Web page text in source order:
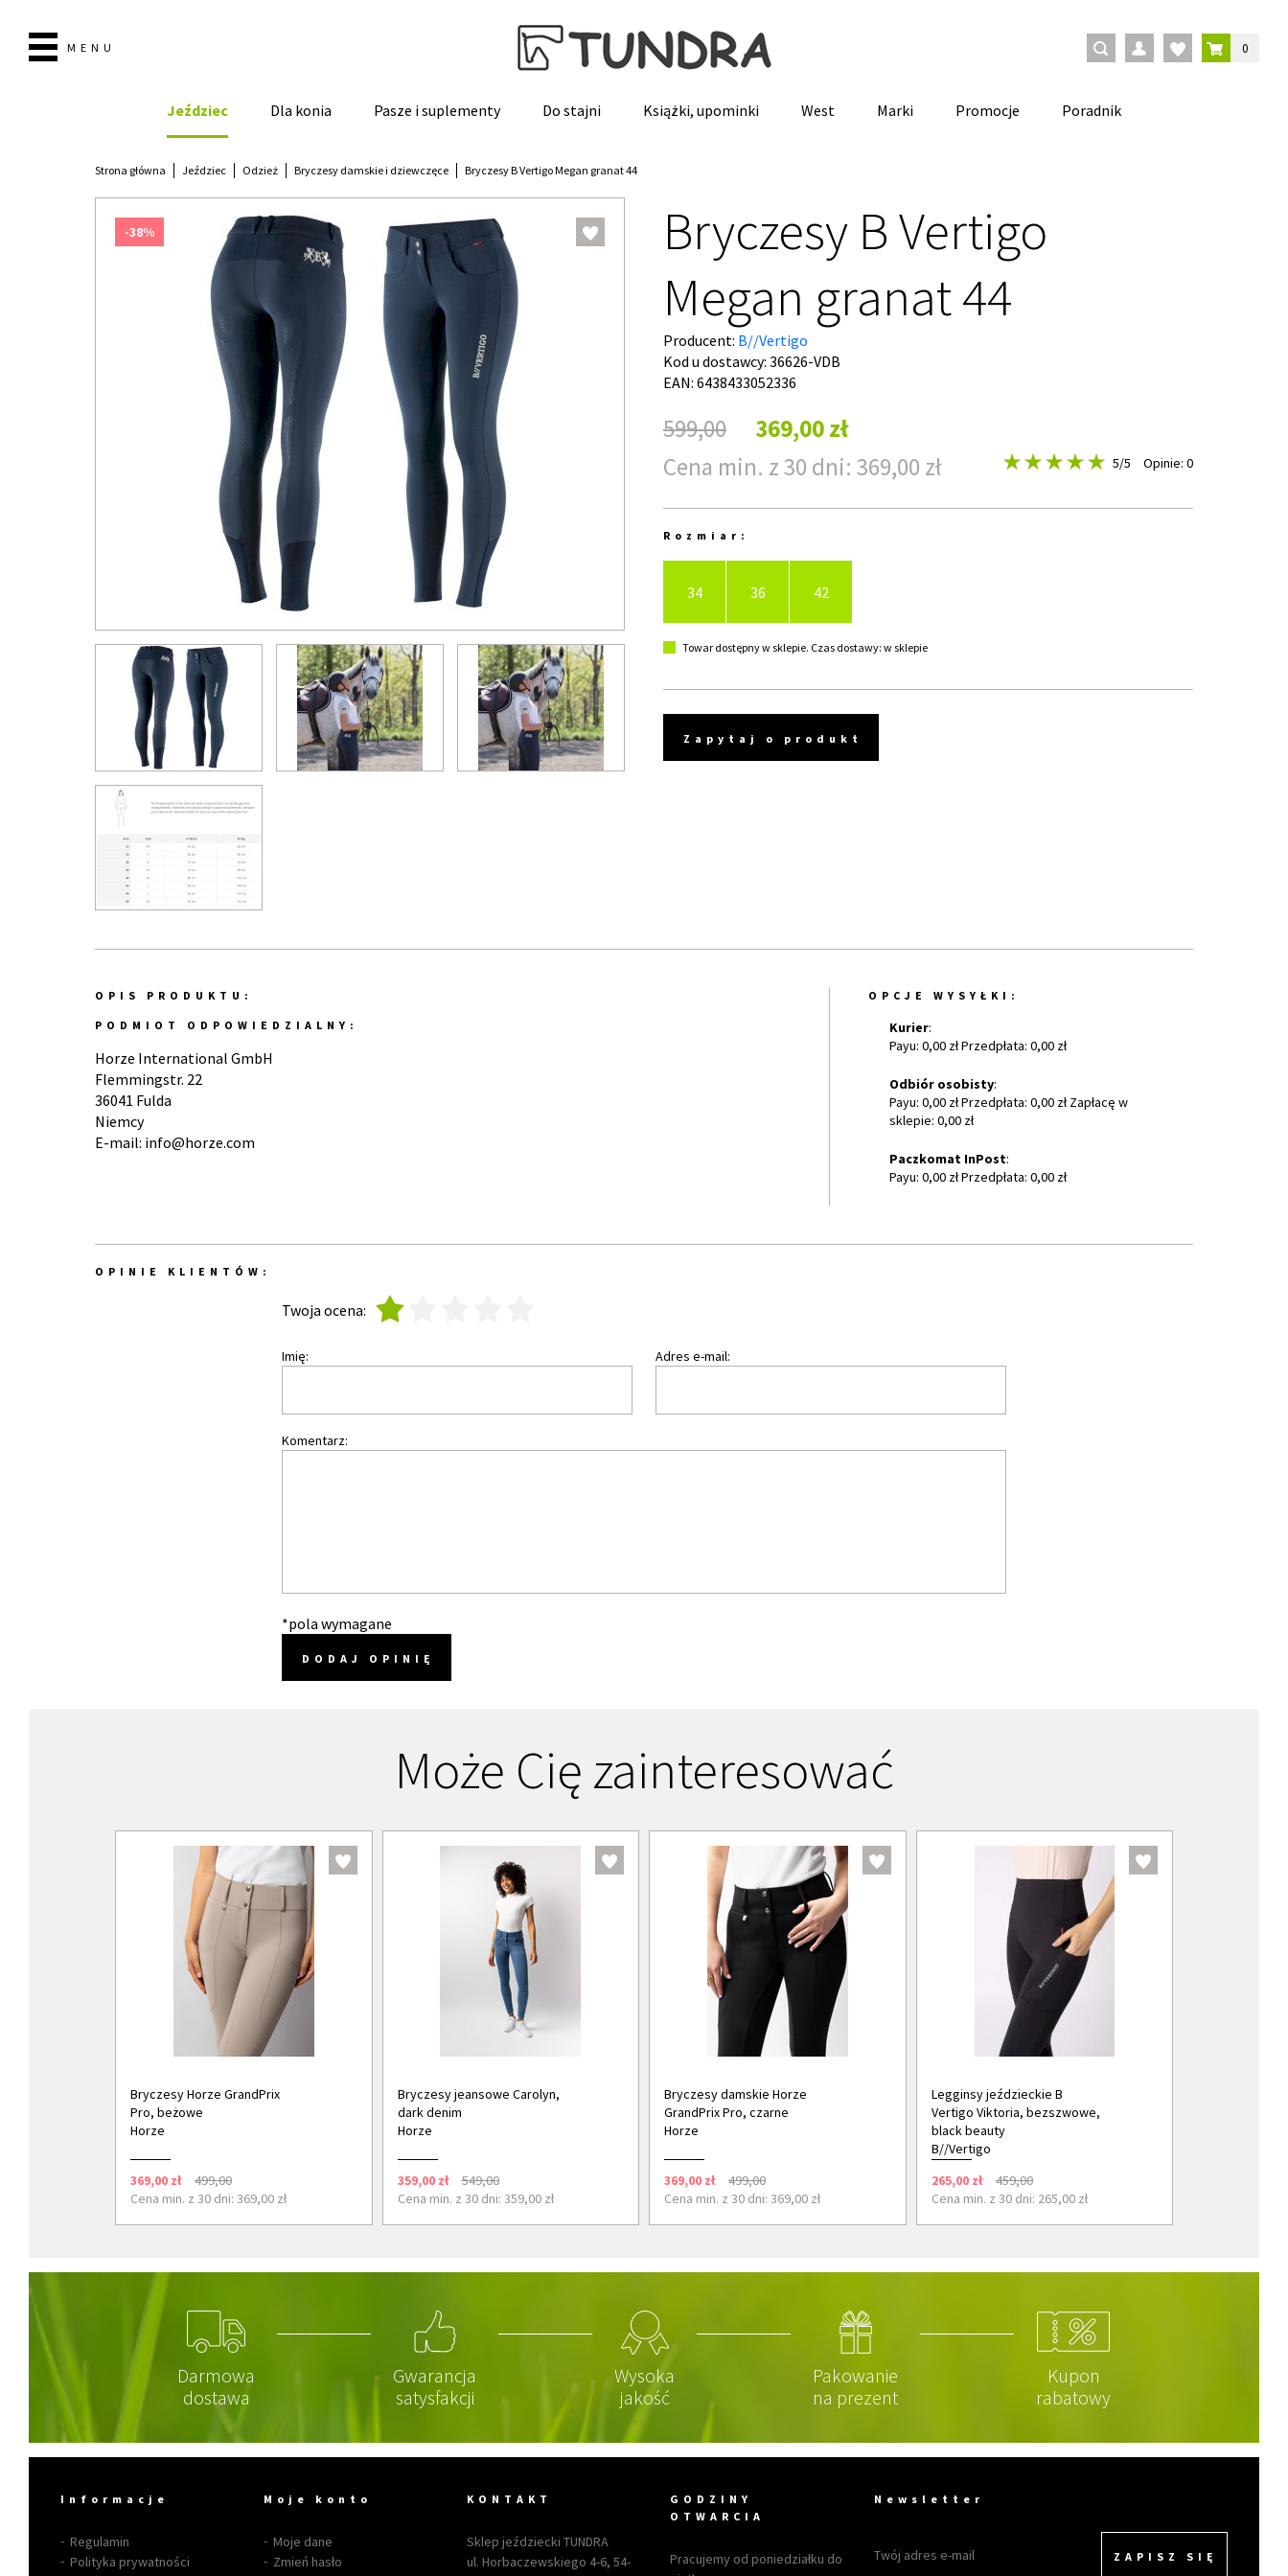
MENU 0
Jeździec Dla konia Pasze i suplementy Do stajni Książki, upominki West Marki Promocje Poradnik
Strona główna Jeździec Odzież Bryczesy damskie i dziewczęce Bryczesy B Vertigo Megan granat 44
-38%
Bryczesy B Vertigo
Megan granat 44
Producent: B//Vertigo
Kod u dostawcy: 36626-VDB
EAN: 6438433052336
599,00
369,00 zł
Cena min. z 30 dni: 369,00 zł
5/5 Opinie: 0
Rozmiar:
34 36 42
Towar dostępny w sklepie. Czas dostawy: w sklepie
Zapytaj o produkt
OPIS PRODUKTU:
PODMIOT ODPOWIEDZIALNY:
Horze International GmbH
Flemmingstr. 22
36041 Fulda
Niemcy
E-mail: info@horze.com
OPCJE WYSYŁKI:
Kurier:
Payu: 0,00 zł Przedpłata: 0,00 zł
Odbiór osobisty:
Payu: 0,00 zł Przedpłata: 0,00 zł Zapłacę w
sklepie: 0,00 zł
Paczkomat InPost:
Payu: 0,00 zł Przedpłata: 0,00 zł
OPINIE KLIENTÓW:
Twoja ocena:
Imię: Adres e-mail:
Komentarz:
*pola wymagane
DODAJ OPINIĘ
Może Cię zainteresować
Bryczesy Horze GrandPrix
Pro, beżowe
Horze
369,00 zł
499,00
Cena min. z 30 dni: 369,00 zł
Bryczesy jeansowe Carolyn,
dark denim
Horze
359,00 zł
549,00
Cena min. z 30 dni: 359,00 zł
Bryczesy damskie Horze
GrandPrix Pro, czarne
Horze
369,00 zł
499,00
Cena min. z 30 dni: 369,00 zł
Legginsy jeździeckie B
Vertigo Viktoria, bezszwowe,
black beauty
B//Vertigo
265,00 zł
459,00
Cena min. z 30 dni: 265,00 zł
Darmowa
dostawa
Gwarancja
satysfakcji
Wysoka
jakość
Pakowanie
na prezent
Kupon
rabatowy
Informacje
Regulamin
Polityka prywatności
Moje konto
Moje dane
Zmień hasło
KONTAKT
Sklep jeździecki TUNDRA
ul. Horbaczewskiego 4-6, 54-
GODZINY
OTWARCIA
Pracujemy od poniedziałku do
Newsletter
ZAPISZ SIĘ